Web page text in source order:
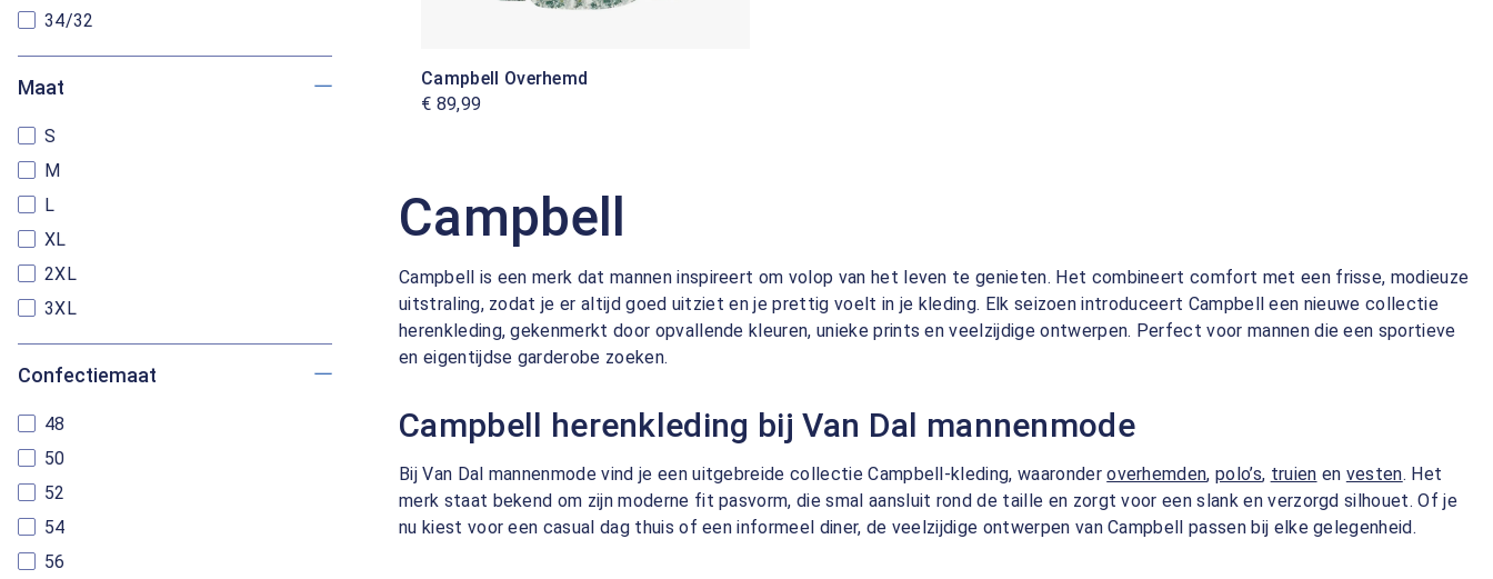
34/32
Maat
S
M
L
XL
2XL
3XL
Confectiemaat
48
50
52
54
56
Campbell Overhemd
€ 89,99
Campbell
Campbell is een merk dat mannen inspireert om volop van het leven te genieten. Het combineert comfort met een frisse, modieuze
uitstraling, zodat je er altijd goed uitziet en je prettig voelt in je kleding. Elk seizoen introduceert Campbell een nieuwe collectie
herenkleding, gekenmerkt door opvallende kleuren, unieke prints en veelzijdige ontwerpen. Perfect voor mannen die een sportieve
en eigentijdse garderobe zoeken.
Campbell herenkleding bij Van Dal mannenmode
Bij Van Dal mannenmode vind je een uitgebreide collectie Campbell-kleding, waaronderoverhemden,polo’s, truien en vesten. Het
merk staat bekend om zijn moderne fit pasvorm, die smal aansluit rond de taille en zorgt voor een slank en verzorgd silhouet. Of je
nu kiest voor een casual dag thuis of een informeel diner, de veelzijdige ontwerpen van Campbell passen bij elke gelegenheid.